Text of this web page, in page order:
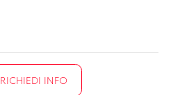
RICHIEDI INFO